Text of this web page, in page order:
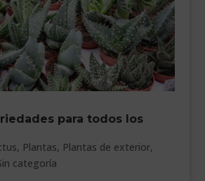
para todos los
, Plantas, Plantas de exterior,
categoría